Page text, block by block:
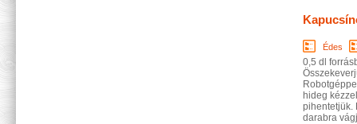
Édes
0,5 dl
hideg
pihentetjük.
darabra